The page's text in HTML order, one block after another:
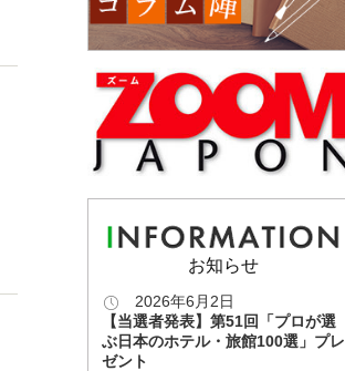
お知らせ
2026年6月2日
【当選者発表】第51回「プロが選
ぶ日本のホテル・旅館100選」プレ
ゼント